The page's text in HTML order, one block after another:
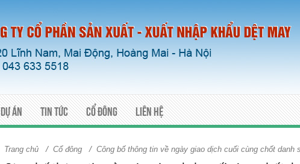
Dự án Tin tức Cổ đông Liên hệ
Trang chủ/ Cổ đông / Công bố thông tin về ngày giao dịch cuối cùng chốt